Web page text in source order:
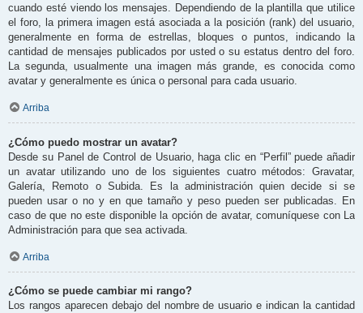
cuando esté viendo los mensajes. Dependiendo de la plantilla que utilice
el foro, la primera imagen está asociada a la posición (rank) del usuario,
generalmente en forma de estrellas, bloques o puntos, indicando la
cantidad de mensajes publicados por usted o su estatus dentro del foro.
La segunda, usualmente una imagen más grande, es conocida como
avatar y generalmente es única o personal para cada usuario.
Arriba
¿Cómo puedo mostrar un avatar?
Desde su Panel de Control de Usuario, haga clic en “Perfil” puede añadir
un avatar utilizando uno de los siguientes cuatro métodos: Gravatar,
Galería, Remoto o Subida. Es la administración quien decide si se
pueden usar o no y en que tamaño y peso pueden ser publicadas. En
caso de que no este disponible la opción de avatar, comuníquese con La
Administración para que sea activada.
Arriba
¿Cómo se puede cambiar mi rango?
Los rangos aparecen debajo del nombre de usuario e indican la cantidad